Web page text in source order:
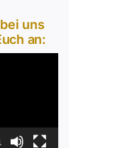
uns
an: